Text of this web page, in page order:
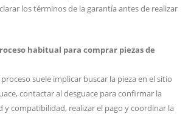
los términos de la garantía antes de realizar
habitual para comprar piezas de
proceso suele implicar buscar la pieza en el sitio
contactar al desguace para confirmar la
y compatibilidad, realizar el pago y coordinar la